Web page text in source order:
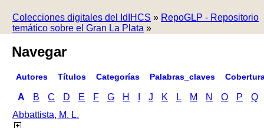
Colecciones digitales del IdIHCS » RepoGLP - Repositorio
temático sobre el Gran La Plata »
Navegar
Autores Títulos Categorías Palabras_claves
A B C D E F G H J K L M N O P
Q
Abbattista, M. L.